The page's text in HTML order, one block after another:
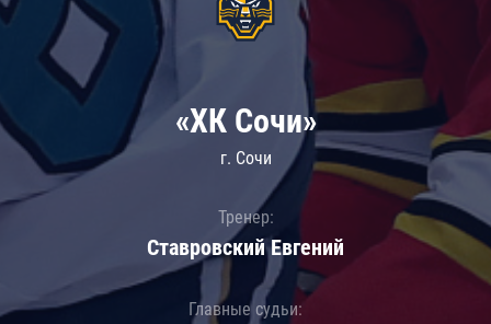
«ХК Сочи»
г. Сочи
Тренер:
Ставровский Евгений
Главные судьи: